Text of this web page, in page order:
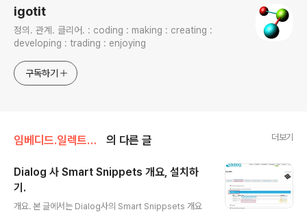
igotit
정의. 관계. 클리어. : coding : making : creating :
developing : trading : enjoying
구독하기
임베디드.일렉트로닉스 의 다른 글 더보기
Dialog 사 Smart Snippets 개요, 설치하
기.
개요. 본 글에서는 Dialog사의 Smart Snippsets 개요